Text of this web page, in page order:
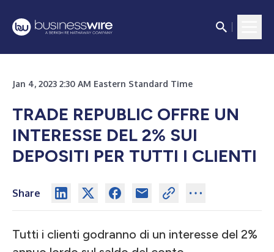
Jan 4, 2023 2:30 AM Eastern Standard Time
TRADE REPUBLIC OFFRE UN
INTERESSE DEL 2% SUI
DEPOSITI PER TUTTI I CLIENTI
Share
Tutti i clienti godranno di un interesse del 2%